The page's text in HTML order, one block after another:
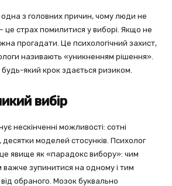
з головних причин, чому люди не
це страх помилитися у виборі. Якщо не
прогадати. Це психологічний захист,
називають «уникненням рішення».
який крок здається ризиком.
вибір
нескінченні можливості: сотні
десятки моделей стосунків. Психолог
явище як «парадокс вибору»: чим
важче зупинитися на одному і тим
обраного. Мозок буквально